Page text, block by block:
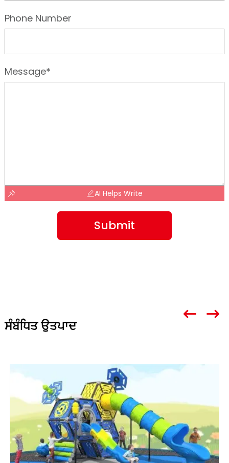
Phone Number
Message*
AI Helps Write
Submit
ਸੰਬੰਧਿਤ ਉਤਪਾਦ